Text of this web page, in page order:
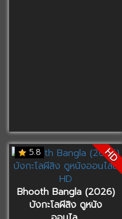
5.8 HD
Bhooth Bangla (2026)
บังกะโลผีสิง ดูหนัง